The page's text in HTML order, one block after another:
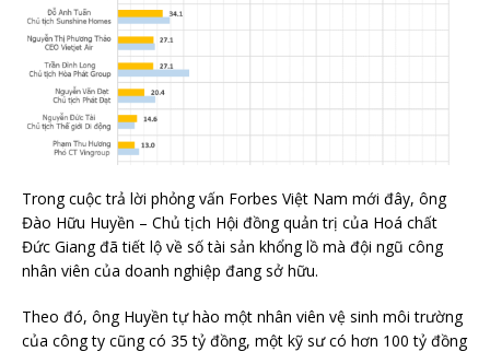
Trong cuộc trả lời phỏng vấn Forbes Việt Nam mới đây, ông
Đào Hữu Huyền – Chủ tịch Hội đồng quản trị của Hoá chất
Đức Giang đã tiết lộ về số tài sản khổng lồ mà đội ngũ công
nhân viên của doanh nghiệp đang sở hữu.
Theo đó, ông Huyền tự hào một nhân viên vệ sinh môi trường
của công ty cũng có 35 tỷ đồng, một kỹ sư có hơn 100 tỷ đồng